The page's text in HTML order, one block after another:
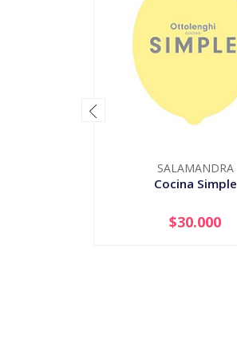
SALAMANDRA
Cocina Simple
AGOTADO
$30.000